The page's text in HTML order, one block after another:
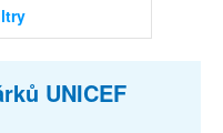
UNICEF